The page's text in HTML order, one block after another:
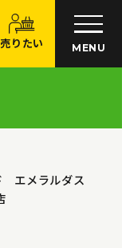
売りたい MENU
エメラルダス